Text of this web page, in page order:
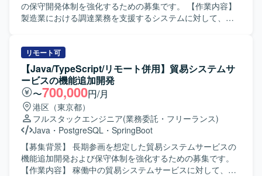
業務知識と技術力の両面を高めていただけます。 【開発環
境】 Java、Spring Boot、SQL、AWS、Gitなどを用いた
の保守開発体制を強化するための募集です。 【作業内容】
製造業における調達業務を支援するシステムに対して、ユ
す。 【求める人物像】 チーム内において作業内容や方針の
提案や改善ができる主体性のある方を求めています。影響
調査からリリースまでを一人称でやり切れる責任感と自走
力をお持ちの方にご活躍いただきたいと考えています。
【ポジションの魅力】 製造業の調達業務を支える基幹系シ
ステムの保守開発に携わることで、業務理解と技術力の双
方を高めることができます。上流の要件整理からリリース
まで一貫して関わることで、フルスタックな開発スキルと
プロジェクト推進力を磨くことができます。 【開発環境】
言語：Java、C++ DB：Oracle、PostgreSQL FW：Struts
OS：Linux
リモート可
【Java/TypeScript/リモート併用】貿易システムサ
ービスの機能追加開発
〜700,000円/月
港区（東京都）
フルスタックエンジニア(業務委託・フリーランス)
Java ・ PostgreSQL ・ SpringBoot
【募集背景】 長期参画を想定した貿易システムサービスの
機能追加開発および保守体制を強化するための募集です。
【作業内容】 稼働中の貿易システムサービスに対して、機